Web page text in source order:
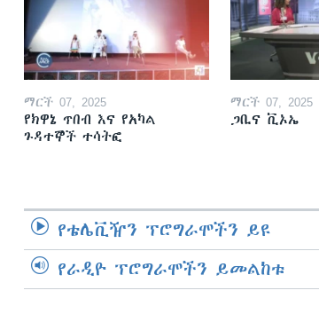
ማርች 07, 2025
የክዋኔ ጥበብ እና የአካል
ጉዳተኞች ተሳትፎ
ማርች 07, 2025
ጋቢና ቪኦኤ
የቴሌቪዥን ፕሮግራሞችን ይዩ
የራዲዮ ፕሮግራሞችን ይመልከቱ